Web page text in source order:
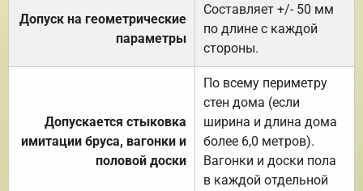
Допуск на геометрические
параметры
Составляет +/- 50 мм
по длине с каждой
стороны.
Допускается стыковка
имитации бруса, вагонки и
половой доски
По всему периметру
стен дома (если
ширина и длина дома
более 6,0 метров).
Вагонки и доски пола
в каждой отдельной